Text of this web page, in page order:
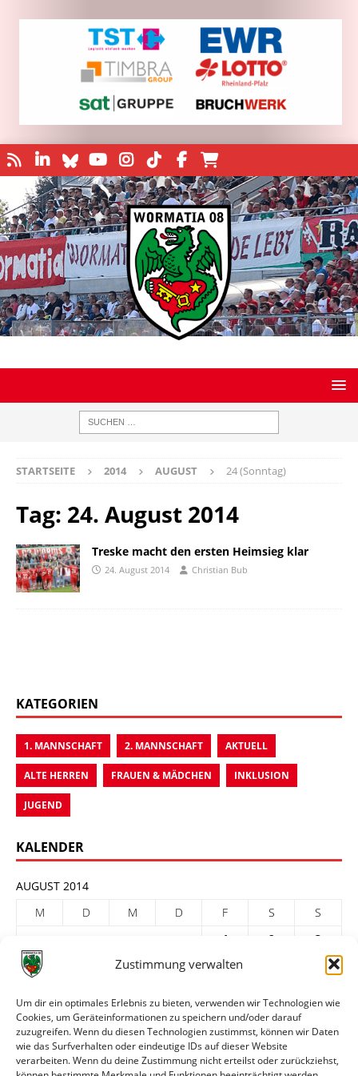
Zustimmung verwalten
Um dir ein optimales Erlebnis zu bieten, verwenden wir Technologien wie
Cookies, um Geräteinformationen zu speichern und/oder darauf
zuzugreifen. Wenn du diesen Technologien zustimmst, können wir Daten
wie das Surfverhalten oder eindeutige IDs auf dieser Website
verarbeiten. Wenn du deine Zustimmung nicht erteilst oder zurückziehst,
STARTSEITE 2014 AUGUST 24 (Sonntag)
Tag: 24. August 2014
Treske macht den ersten Heimsieg klar
24. August 2014 Christian Bub
KATEGORIEN
1. MANNSCHAFT 2. MANNSCHAFT AKTUELL
ALTE HERREN FRAUEN & MÄDCHEN INKLUSION
JUGEND
KALENDER
AUGUST 2014
M
D M D F S
S
1
2
3
4
6 7 8
18
19 20 21 22 23
25
26 27 28 29 30
« Juli
Sep. »